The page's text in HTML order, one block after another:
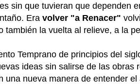
sin que tuvieran que dependen
Era volver "a Renacer"
la vuelta al relieve, a la
Temprano de principios del
ideas sin salirse de las obras
nueva manera de entender